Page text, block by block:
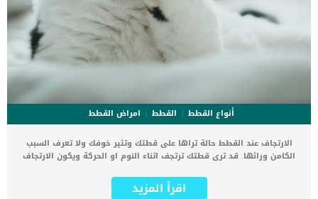
أنواع القطط القطط
امراض القطط
الارتجاف عند القطط حالة تراها على قطتك وتثير خوفك ولا تعرف السبب
الكامن ورائها. قد ترى قطتك ترتجف اثناء النوم او الحركة ويكون الارتجاف
القطط هو عبارة عن حركات عضلية لا ارادية تتنوع بين الانقباض والانبساط
ولا تتمكن قطتك من التحكم بها. كما تختلف الأسباب الكامنة وراء حالة
اقرأ المزيد